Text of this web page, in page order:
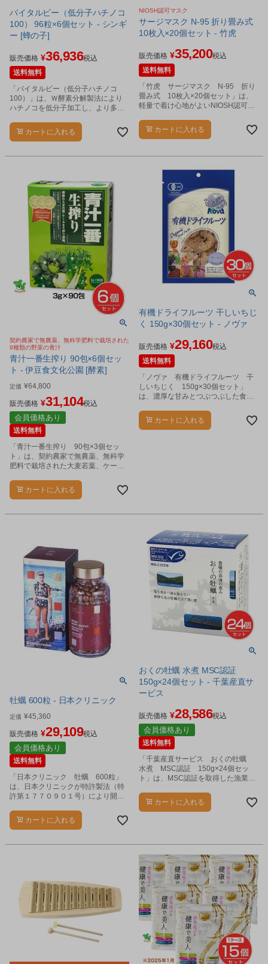
バイタルビー（低分子ハチノコ
100） 96粒×6個セット - シンギ
ー [蜂の子]
販売価格 ¥36,936税込
送料無料
「バイタルビー（低分子ハチノコ
100）」は、Ｗ酵素分解製法により
ハチノコを低分子加工し、より多く
ジョンアップしました。
カートに入れる
NIOSH認可マスク
サージマスク N-95 折り畳み式
10枚入×20個セット - 竹虎
販売価格 ¥35,200税込
送料無料
「竹虎 サージマスク N-95 折り
畳み式 10枚入×20個セット」は、
軽量で着け心地がよいNIOSH認可マ
カートに入れる
契約農家で無農薬、無科学肥料で栽培された
9種類の野菜の青汁
青汁一番生搾り 90包×6個セッ
ト - 伊豆食文化公園 [酵素]
定価 ¥64,800
販売価格 ¥31,104税込
会員価格あり
送料無料
「青汁一番生搾り 90包×3個セッ
ト」は、契約農家で無農薬、無科学
肥料で栽培された大麦若葉、ケール
れん草、セロリ、レタス、しそ、よ
もぎをあわせた９種の野菜が原料。
カートに入れる
有機ドライフルーツ 干しいちじ
く 150g×30個セット - ノヴァ
販売価格 ¥29,160税込
送料無料
「ノヴァ 有機ドライフルーツ 干
しいちじく 150g×30個セット」
は、濃厚な甘みとつぶつぶした食感
カートに入れる
牡蠣 600粒 - 日本クリニック
定価 ¥45,360
販売価格 ¥29,109税込
会員価格あり
送料無料
「日本クリニック 牡蠣 600粒」
は、日本クリニックが特許製法（特
許第１７７０９０１号）により開発
カートに入れる
おくの牡蠣 水煮 MSC認証
150g×24個セット - 千葉産直サ
ービス
販売価格 ¥28,586税込
会員価格あり
送料無料
「千葉産直サービス おくの牡蠣
水煮 MSC認証 150g×24個セッ
ト」は、MSC認証を取得した漁業で
むしあげ)の新鮮な生カキだけを蒸し
煮にした缶詰です。
カートに入れる